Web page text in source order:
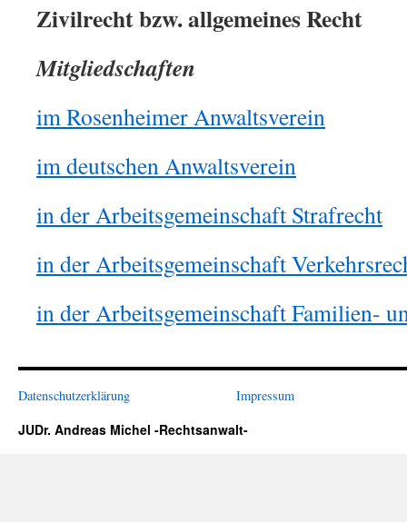
Zivilrecht bzw. allgemeines Recht
Mitgliedschaften
im Rosenheimer Anwaltsverein
im deutschen Anwaltsverein
in der Arbeitsgemeinschaft Strafrecht
in der Arbeitsgemeinschaft
in der Arbeitsgemeinschaft Familien-
Datenschutzerklärung Impressum
JUDr. Andreas Michel -Rechtsanwalt-